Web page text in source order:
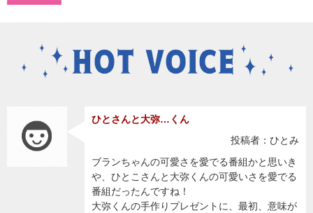
ひとさんと大弥…くん
投稿者：ひとみ
ブランちゃんの可愛さを愛でる番組かと思いき
や、ひとこさんと大弥くんの可愛いさを愛でる
番組だったんですね！
大弥くんの手作りプレゼントに、最初、意味が